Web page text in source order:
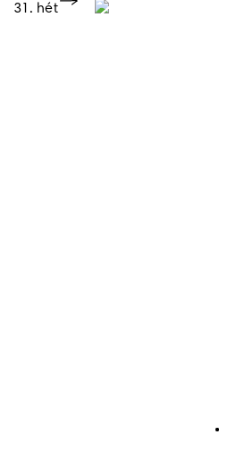
31. hét